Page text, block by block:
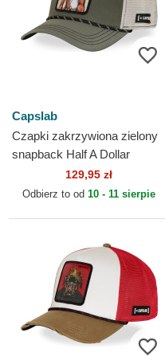
Capslab
Czapki zakrzywiona zielony
snapback Half A Dollar
HALFB Hip Hop Dogz
Capslab
129,95 zł
Odbierz to od 10 - 11 sierpie